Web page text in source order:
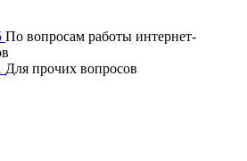
По вопросам работы интернет-
Для прочих вопросов